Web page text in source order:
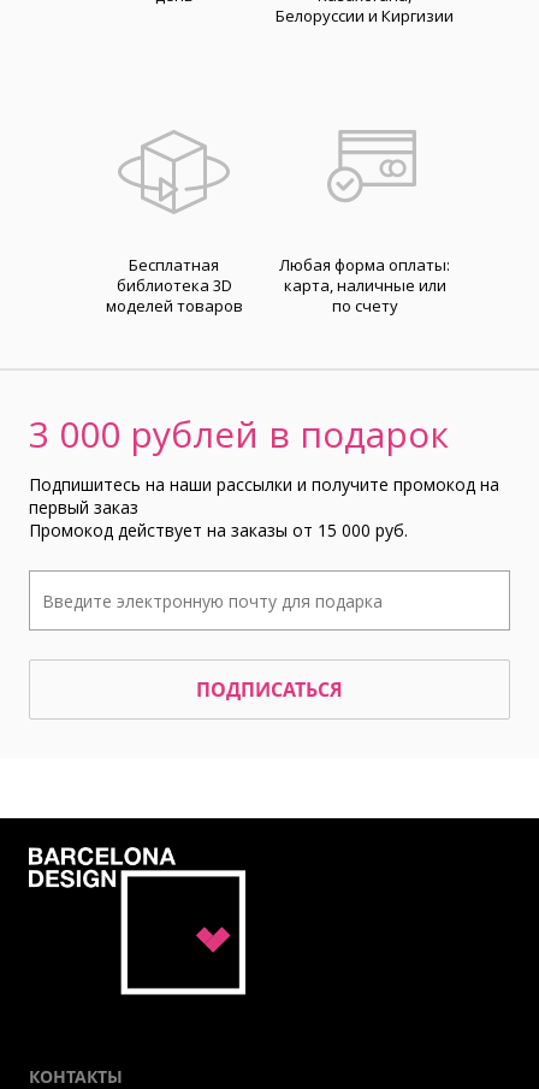
Белоруссии и Киргизии
Бесплатная
библиотека 3D
моделей товаров
Любая форма оплаты:
карта, наличные или
по счету
3 000 рублей в подарок
Подпишитесь на наши рассылки и получите промокод на
первый заказ
Промокод действует на заказы от 15 000 руб.
ПОДПИСАТЬСЯ
КОНТАКТЫ